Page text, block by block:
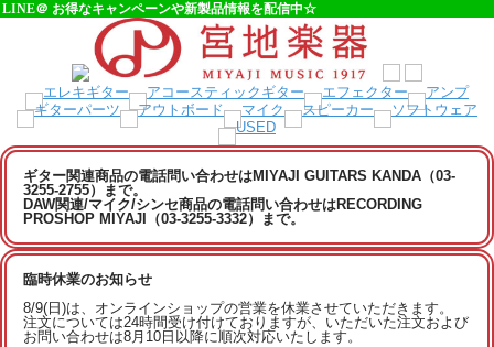
LINE＠ お得なキャンペーンや新製品情報を配信中☆
ギター関連商品の電話問い合わせはMIYAJI GUITARS KANDA（03-
3255-2755）まで。
DAW関連/マイク/シンセ商品の電話問い合わせはRECORDING
PROSHOP MIYAJI（03-3255-3332）まで。
臨時休業のお知らせ
8/9(日)は、オンラインショップの営業を休業させていただきます。
注文については24時間受け付けておりますが、いただいた注文および
お問い合わせは8月10日以降に順次対応いたします。